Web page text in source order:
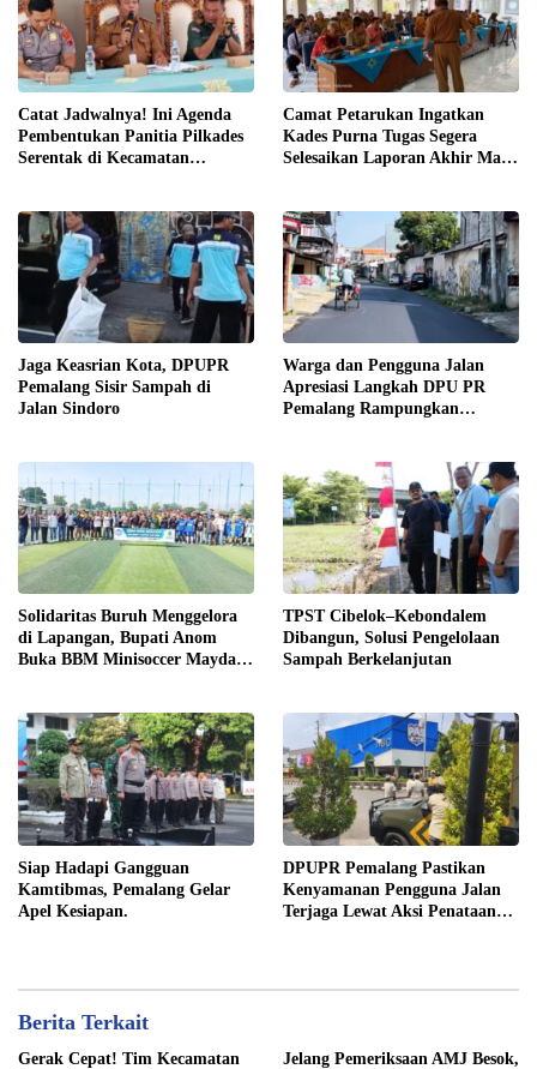
Catat Jadwalnya! Ini Agenda
Pembentukan Panitia Pilkades
Serentak di Kecamatan
Camat Petarukan Ingatkan
Kades Purna Tugas Segera
Selesaikan Laporan Akhir Masa
Jaga Keasrian Kota, DPUPR
Pemalang Sisir Sampah di
Jalan Sindoro
Warga dan Pengguna Jalan
Apresiasi Langkah DPU PR
Pemalang Rampungkan
Solidaritas Buruh Menggelora
di Lapangan, Bupati Anom
Buka BBM Minisoccer Mayday
TPST Cibelok–Kebondalem
Dibangun, Solusi Pengelolaan
Sampah Berkelanjutan
Siap Hadapi Gangguan
Kamtibmas, Pemalang Gelar
Apel Kesiapan.
DPUPR Pemalang Pastikan
Kenyamanan Pengguna Jalan
Terjaga Lewat Aksi Penataan
Berita Terkait
Gerak Cepat! Tim Kecamatan
Jelang Pemeriksaan AMJ Besok,